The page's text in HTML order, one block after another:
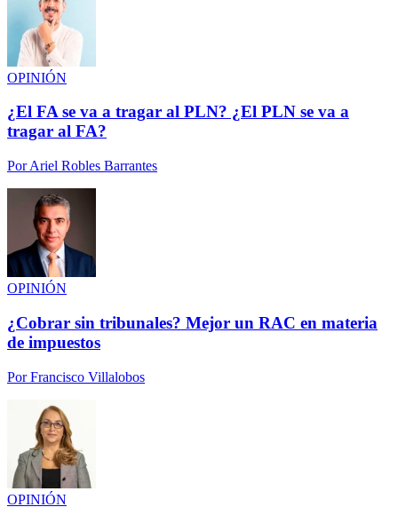
OPINIÓN
¿El FA se va a tragar al PLN? ¿El PLN se va a
tragar al FA?
PorAriel Robles Barrantes
OPINIÓN
¿Cobrar sin tribunales? Mejor un RAC en materia
de impuestos
PorFrancisco Villalobos
OPINIÓN